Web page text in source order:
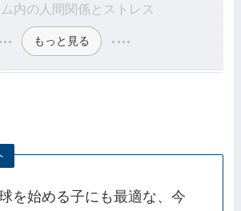
内の人間関係とストレス
もっと見る
を始める子にも最適な、今